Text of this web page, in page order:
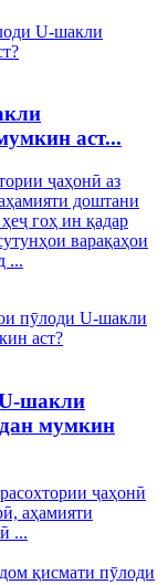
аст...
ҷаҳонӣ аз
доштани
гоҳ ин қадар
варақаҳои
...
шакли
мумкин
ҷаҳонӣ
аҳамияти
...